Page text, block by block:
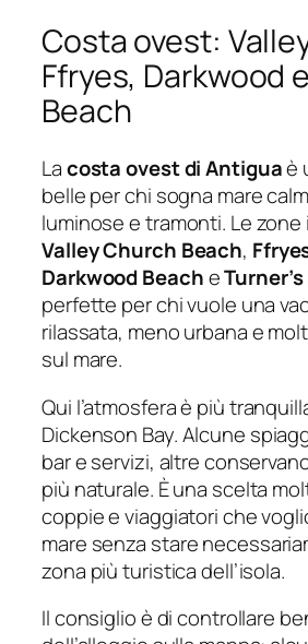
Costa ovest:
Ffryes, Darkwood
Beach
Lacosta ovest di Antiguaè
belle per chi sogna mare
luminose e tramonti. Le
Valley Church Beach,
Darkwood Beache
perfette per chi vuole una
rilassata, meno urbana e
sul mare.
Qui l’atmosfera è più
Dickenson Bay. Alcune
bar e servizi, altre
più naturale. È una scelta
coppie e viaggiatori che
mare senza stare
zona più turistica dell’isola.
Il consiglio è di controllare